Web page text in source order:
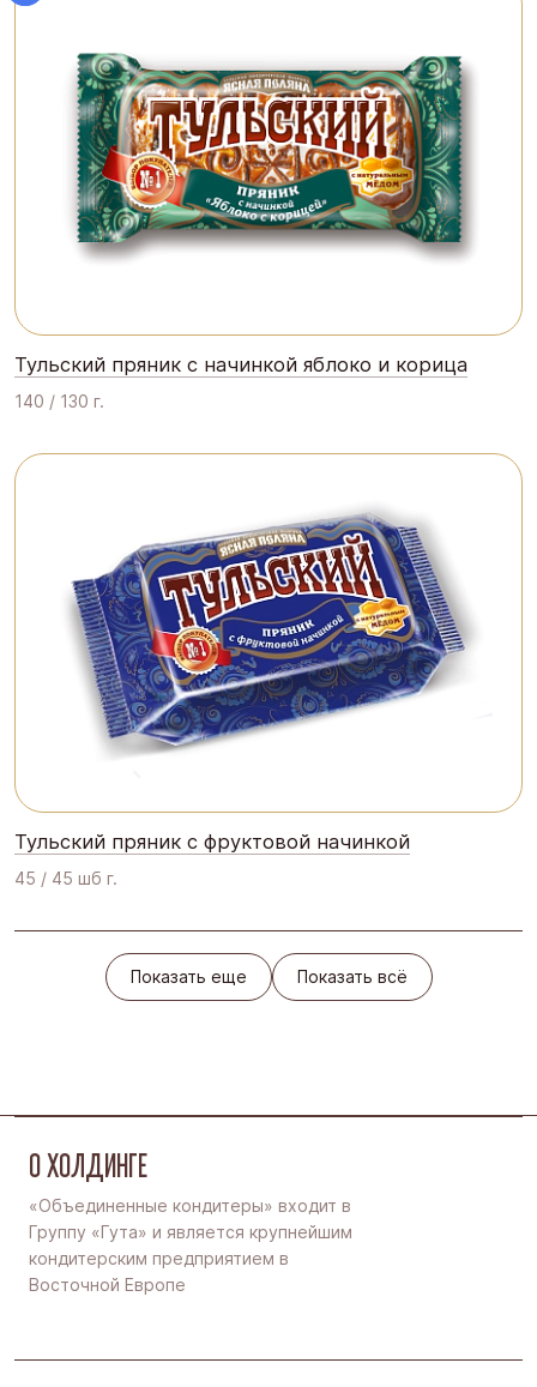
Тульский пряник с начинкой яблоко и корица
140 / 130 г.
Тульский пряник с фруктовой начинкой
45 / 45 шб г.
Показать еще
Показать еще
Показать всё
Показать всё
О ХОЛДИНГЕ
«Объединенные кондитеры» входит в
Группу «Гута» и является крупнейшим
кондитерским предприятием в
Восточной Европе